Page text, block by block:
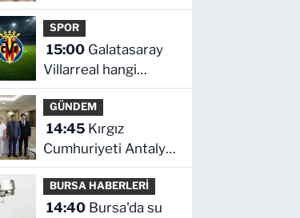
gününde de
vatandaşın yanında
SPOR
15:00
Villarreal hangi
kanalda saat kaçta!
GÜNDEM
14:45
Cumhuriyeti Antalya
Başkonsolosu
Başkan Vekili
Özdemir'i ziyaret etti
BURSA HABERLERİ
14:40